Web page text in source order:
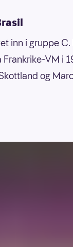
inn i gruppe
Frankrike-VM i
og